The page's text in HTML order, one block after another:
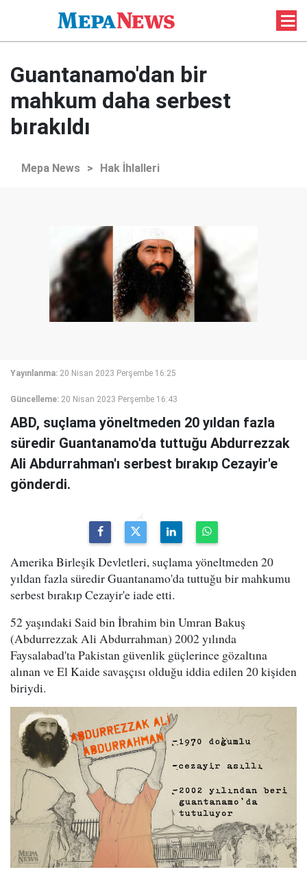
Guantanamo'dan bir
mahkum daha serbest
bırakıldı
Mepa News > Hak İhlalleri
Yayınlanma: 20 Nisan 2023 Perşembe 16:25
Güncelleme: 20 Nisan 2023 Perşembe 16:43
ABD, suçlama yöneltmeden 20 yıldan fazla
süredir Guantanamo'da tuttuğu Abdurrezzak
Ali Abdurrahman'ı serbest bırakıp Cezayir'e
gönderdi.
Amerika Birleşik Devletleri, suçlama yöneltmeden 20
yıldan fazla süredir Guantanamo'da tuttuğu bir mahkumu
serbest bırakıp Cezayir'e iade etti.
52 yaşındaki Said bin İbrahim bin Umran Bakuş
(Abdurrezzak Ali Abdurrahman) 2002 yılında
Faysalabad'ta Pakistan güvenlik güçlerince gözaltına
alınan ve El Kaide savaşçısı olduğu iddia edilen 20 kişiden
biriydi.